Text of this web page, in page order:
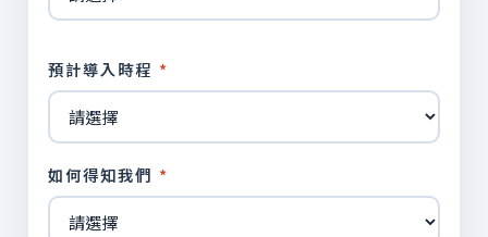
預計導入時程 *
如何得知我們 *